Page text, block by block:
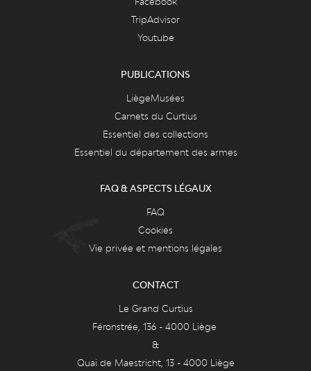
TripAdvisor
Youtube
PUBLICATIONS
LiègeMusées
Carnets du Curtius
Essentiel des collections
Essentiel du département des armes
FAQ & ASPECTS LÉGAUX
FAQ
Cookies
Vie privée et mentions légales
CONTACT
Le Grand Curtius
Féronstrée, 136 - 4000 Liège
&
Quai de Maestricht, 13 - 4000 Liège